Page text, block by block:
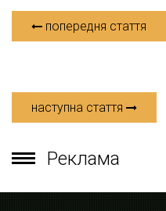
попередня стаття
наступна стаття
Реклама